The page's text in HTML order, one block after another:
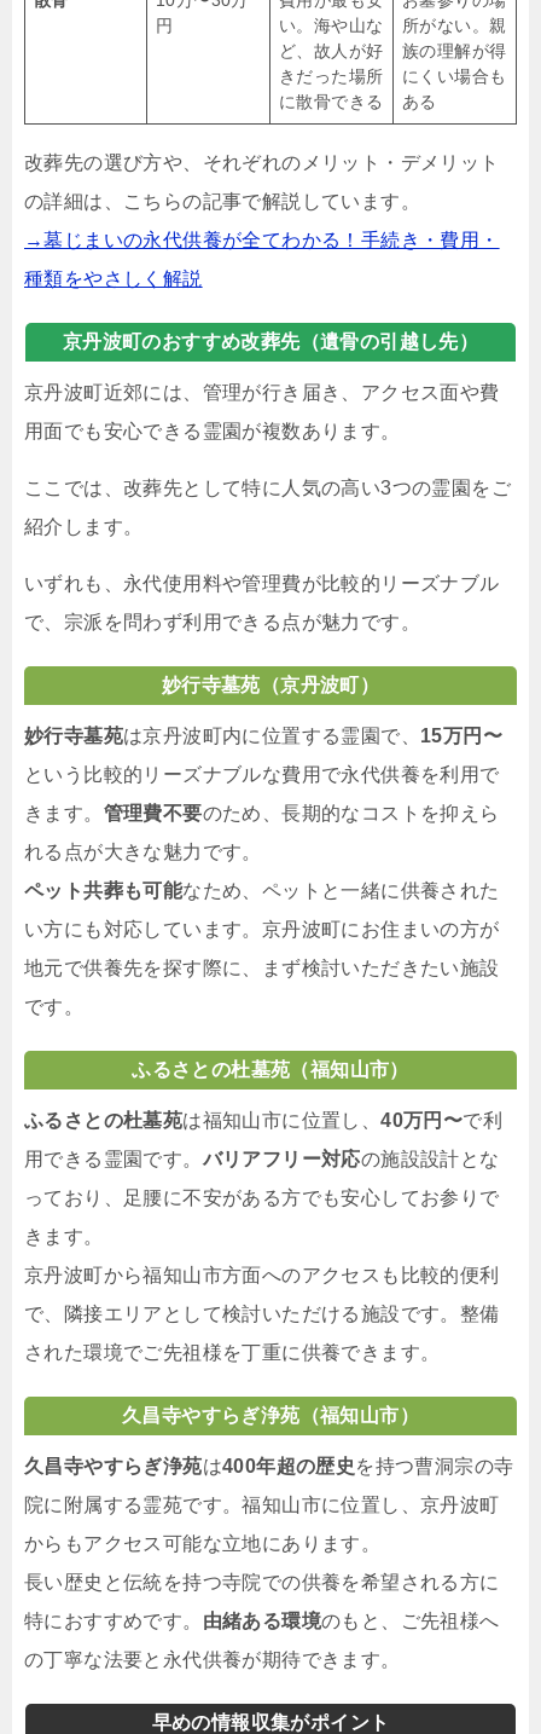
円
い。海や山な
ど、故人が好
きだった場所
に散骨できる
所がない。親
族の理解が得
にくい場合も
ある
改葬先の選び方や、それぞれのメリット・デメリット
の詳細は、こちらの記事で解説しています。
→墓じまいの永代供養が全てわかる！手続き・費用・
種類をやさしく解説
京丹波町のおすすめ改葬先（遺骨の引越し先）
京丹波町近郊には、管理が行き届き、アクセス面や費
用面でも安心できる霊園が複数あります。
ここでは、改葬先として特に人気の高い3つの霊園をご
紹介します。
いずれも、永代使用料や管理費が比較的リーズナブル
で、宗派を問わず利用できる点が魅力です。
妙行寺墓苑（京丹波町）
妙行寺墓苑は京丹波町内に位置する霊園で、 15万円〜
という比較的リーズナブルな費用で永代供養を利用で
きます。 管理費不要のため、長期的なコストを抑えら
れる点が大きな魅力です。
ペット共葬も可能なため、ペットと一緒に供養された
い方にも対応しています。京丹波町にお住まいの方が
地元で供養先を探す際に、まず検討いただきたい施設
です。
ふるさとの杜墓苑（福知山市）
ふるさとの杜墓苑は福知山市に位置し、40万円〜で利
用できる霊園です。 バリアフリー対応の施設設計とな
っており、足腰に不安がある方でも安心してお参りで
きます。
京丹波町から福知山市方面へのアクセスも比較的便利
で、隣接エリアとして検討いただける施設です。整備
された環境でご先祖様を丁重に供養できます。
久昌寺やすらぎ浄苑（福知山市）
久昌寺やすらぎ浄苑は400年超の歴史 を持つ曹洞宗の寺
院に附属する霊苑です。福知山市に位置し、京丹波町
からもアクセス可能な立地にあります。
長い歴史と伝統を持つ寺院での供養を希望される方に
特におすすめです。 由緒ある環境のもと、ご先祖様へ
の丁寧な法要と永代供養が期待できます。
早めの情報収集がポイント